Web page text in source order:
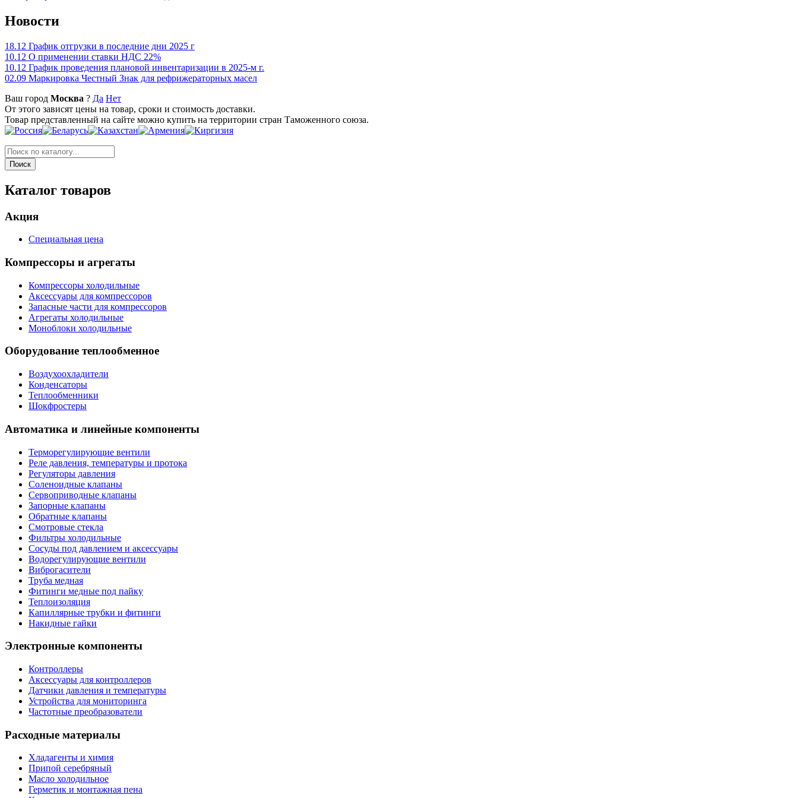
Новости
18.12 График отгрузки в последние дни 2025 г
10.12 О применении ставки НДС 22%
10.12 График проведения плановой инвентаризации в 2025-м г.
02.09 Маркировка Честный Знак для рефрижераторных масел
Ваш город Москва ? Да Нет
От этого зависят цены на товар, сроки и стоимость доставки.
Товар представленный на сайте можно купить на территории стран Таможенного союза.
Каталог товаров
Акция
Специальная цена
Компрессоры и агрегаты
Компрессоры холодильные
Аксессуары для компрессоров
Запасные части для компрессоров
Агрегаты холодильные
Моноблоки холодильные
Оборудование теплообменное
Воздухоохладители
Конденсаторы
Теплообменники
Шокфростеры
Автоматика и линейные компоненты
Терморегулирующие вентили
Реле давления, температуры и протока
Регуляторы давления
Соленоидные клапаны
Сервоприводные клапаны
Запорные клапаны
Обратные клапаны
Смотровые стекла
Фильтры холодильные
Сосуды под давлением и аксессуары
Водорегулирующие вентили
Виброгасители
Труба медная
Фитинги медные под пайку
Теплоизоляция
Капиллярные трубки и фитинги
Накидные гайки
Электронные компоненты
Контроллеры
Аксессуары для контроллеров
Датчики давления и температуры
Устройства для мониторинга
Частотные преобразователи
Расходные материалы
Хладагенты и химия
Припой серебряный
Масло холодильное
Герметик и монтажная пена